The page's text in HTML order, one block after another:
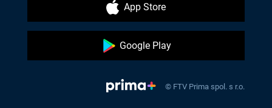
App Store
Google Play
© FTV Prima spol. s r.o.